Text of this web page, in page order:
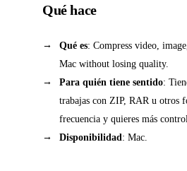
Qué hace
Qué es: Compress video,
Mac without losing quality.
Para quién tiene sentido:
trabajas con ZIP, RAR u otros
frecuencia y quieres más
Disponibilidad: Mac.